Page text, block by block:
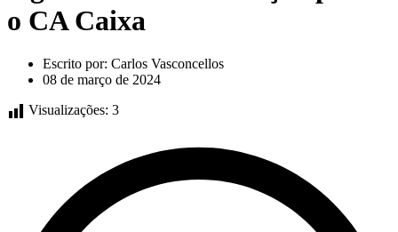
o CA Caixa
Escrito por: Carlos Vasconcellos
08 de março de 2024
Visualizações: 3